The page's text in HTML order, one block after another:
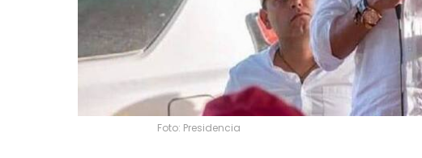
Foto: Presidencia